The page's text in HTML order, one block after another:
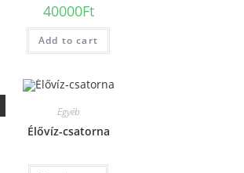
40000Ft
Add to cart
Egyéb
Élővíz-csatorna